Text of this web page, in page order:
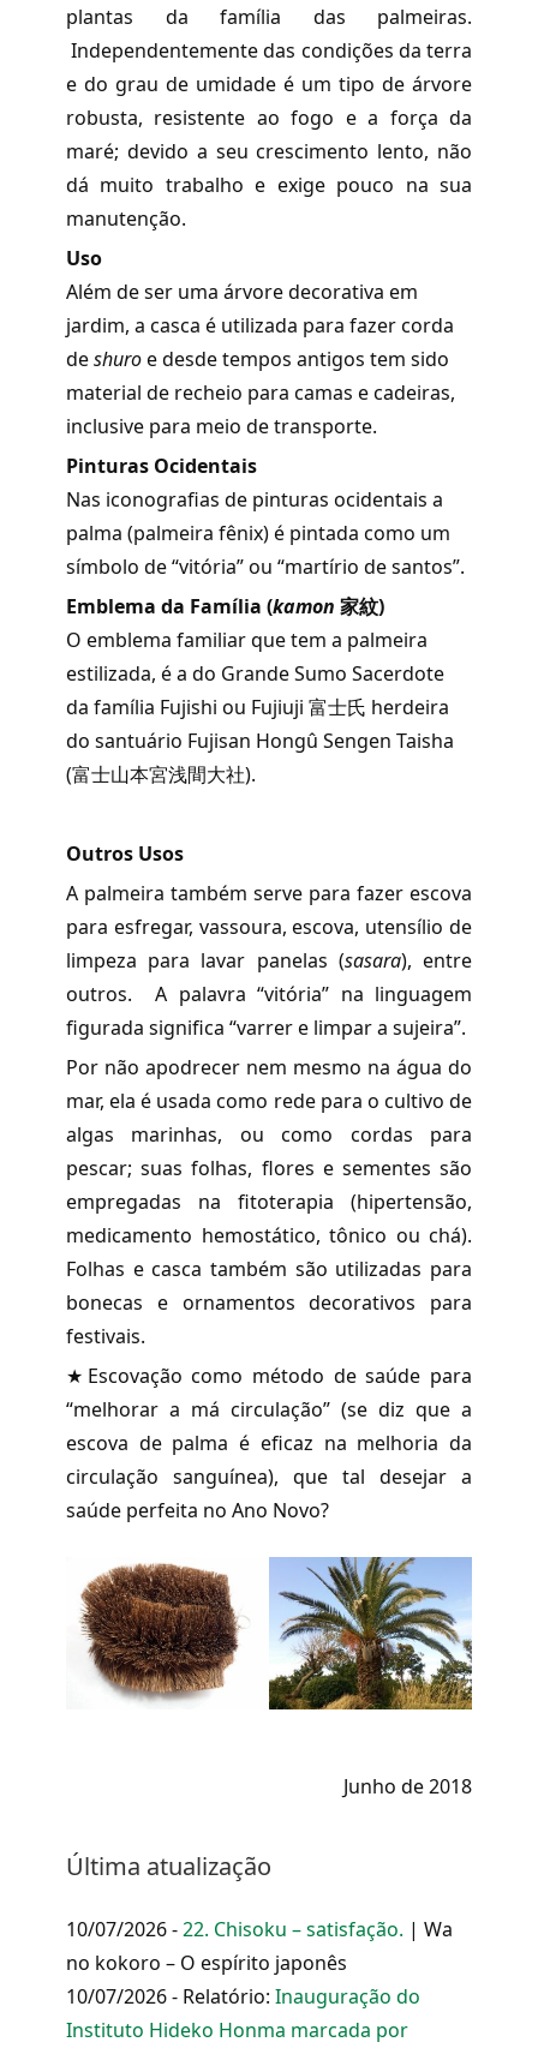
plantas da família das palmeiras.
Independentemente das condições da terra
e do grau de umidade é um tipo de árvore
robusta, resistente ao fogo e a força da
maré; devido a seu crescimento lento, não
dá muito trabalho e exige pouco na sua
manutenção.
Uso
Além de ser uma árvore decorativa em
jardim, a casca é utilizada para fazer corda
deshuroe desde tempos antigos tem sido
material de recheio para camas e cadeiras,
inclusive para meio de transporte.
Pinturas Ocidentais
Nas iconografias de pinturas ocidentais a
palma (palmeira fênix) é pintada como um
símbolo de “vitória” ou “martírio de santos”.
Emblema da Família (kamon 家紋)
O emblema familiar que tem a palmeira
estilizada, é a do Grande Sumo Sacerdote
da família Fujishi ou Fujiuji 富士氏 herdeira
do santuário Fujisan Hongû Sengen Taisha
(富士山本宮浅間大社).
Outros Usos
A palmeira também serve para fazer escova
para esfregar, vassoura, escova, utensílio de
limpeza para lavar panelas (sasara), entre
outros. A palavra “vitória” na linguagem
figurada significa “varrer e limpar a sujeira”.
Por não apodrecer nem mesmo na água do
mar, ela é usada como rede para o cultivo de
algas marinhas, ou como cordas para
pescar; suas folhas, flores e sementes são
empregadas na fitoterapia (hipertensão,
medicamento hemostático, tônico ou chá).
Folhas e casca também são utilizadas para
bonecas e ornamentos decorativos para
festivais.
★Escovação como método de saúde para
“melhorar a má circulação” (se diz que a
escova de palma é eficaz na melhoria da
circulação sanguínea), que tal desejar a
saúde perfeita no Ano Novo?
Junho de 2018
Última atualização
10/07/2026 -22. Chisoku – satisfação. | Wa
no kokoro – O espírito japonês
10/07/2026 - Relatório: Inauguração do
Instituto Hideko Honma marcada por